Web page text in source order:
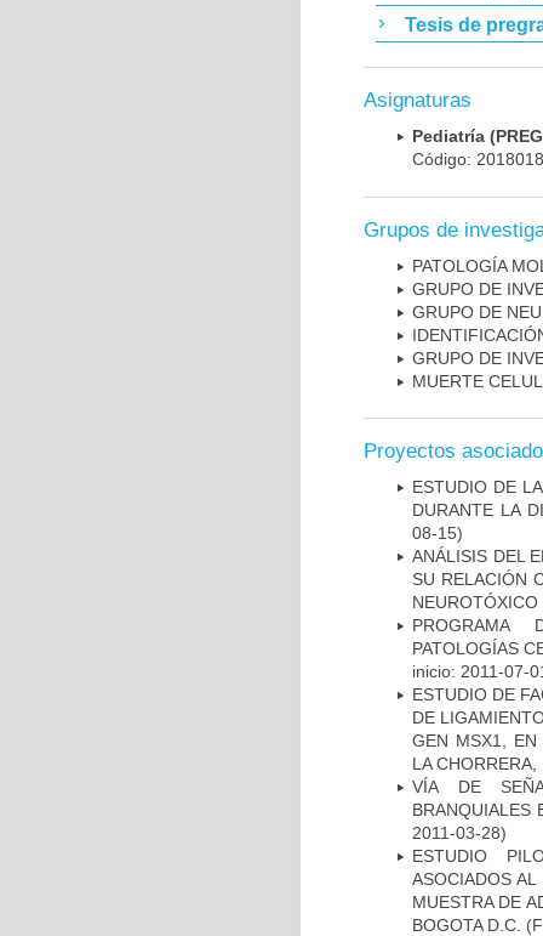
Tesis de
Asignaturas
Pediatría
Código:
Grupos de
PATOLOGÍA
GRUPO DE
GRUPO DE
GRUPO DE
MUERTE
Proyectos
ESTUDIO DE
DURANTE LA
08-15)
ANÁLISIS DEL
SU RELACIÓN
NEUROTÓXICO
PROGRAMA
PATOLOGÍAS
inicio: 2011-07-
ESTUDIO DE
DE
GEN MSX1, EN
LA
VÍA DE
BRANQUIALES
2011-03-28)
ESTUDIO
ASOCIADOS
MUESTRA DE
BOGOTA D.C.